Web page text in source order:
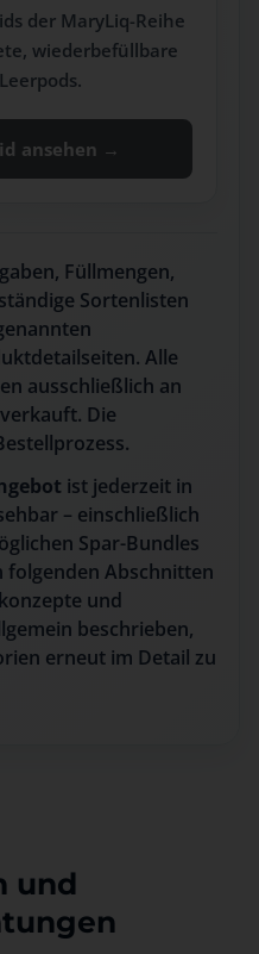
der MaryLiq-Reihe
wiederbefüllbare
ansehen →
Füllmengen,
Sortenlisten
Alle
ausschließlich an
Die
ist jederzeit in
– einschließlich
Spar-Bundles
folgenden Abschnitten
und
beschrieben,
erneut im Detail zu
und